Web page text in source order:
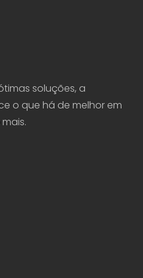
soluções, a
o que há de melhor em